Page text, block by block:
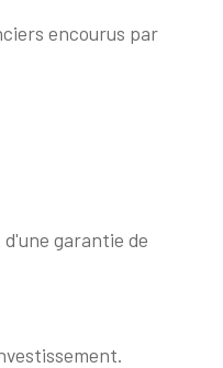
encourus par
garantie de